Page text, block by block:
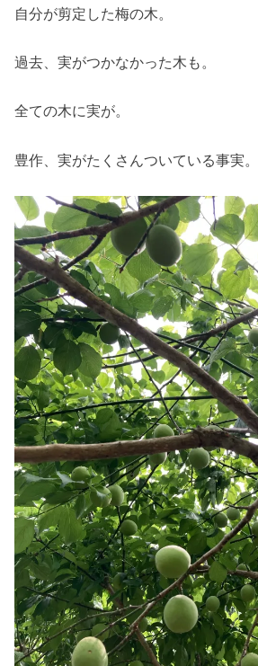
自分が剪定した梅の木。
過去、実がつかなかった木も。
全ての木に実が。
豊作、実がたくさんついている事実。